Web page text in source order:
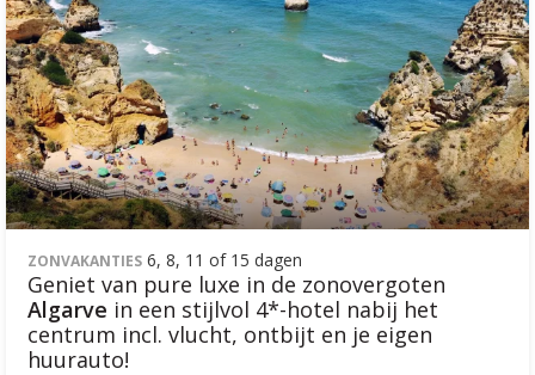
ZONVAKANTIES 6, 8, 11 of 15 dagen
Geniet van pure luxe in de zonovergoten
Algarve in een stijlvol 4*-hotel nabij het
centrum incl. vlucht, ontbijt en je eigen
huurauto!